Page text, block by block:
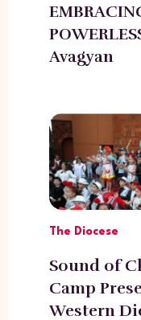
Avagyan
The Diocese
Sound of
Camp
Western